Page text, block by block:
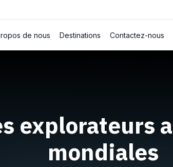
de nous Destinations Contactez-nous
explorateurs
mondiales